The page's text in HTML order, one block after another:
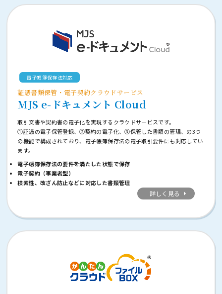
電子帳簿保存法対応
証憑書類保管・電子契約クラウドサービス
MJS e-ドキュメント Cloud
取引文書や契約書の電子化を実現するクラウドサービスです。
①証憑の電子保管登録、②契約の電子化、③保管した書類の管理、の3つ
の機能で構成されており、電子帳簿保存法の電子取引要件にも対応してい
ます。
電子帳簿保存法の要件を満たした状態で保存
電子契約（事業者型）
検索性、改ざん防止などに対応した書類管理
詳しく見る